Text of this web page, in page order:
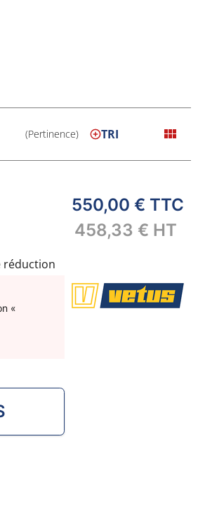
l'eau. Il est recommandé
interne.
LES
matériaux
, compatibles avec moteurs
PCM… Résistants à
(Pertinence) TRI view_module
réduction
simple
«
550,00 € TTC
458,33 € HT